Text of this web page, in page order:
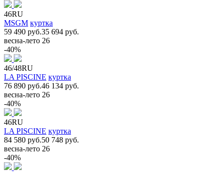
46RU
MSGM куртка
59 490 руб.35 694 руб.
весна-лето 26
-40%
46/48RU
LA PISCINE куртка
76 890 руб.46 134 руб.
весна-лето 26
-40%
46RU
LA PISCINE куртка
84 580 руб.50 748 руб.
весна-лето 26
-40%